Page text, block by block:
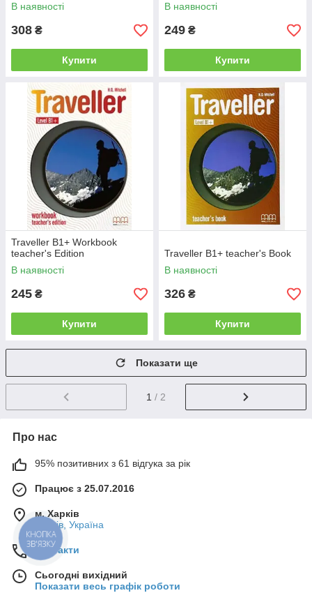
В наявності
308 ₴
Купити
В наявності
249 ₴
Купити
Traveller B1+ Workbook
teacher's Edition
В наявності
245 ₴
Купити
Traveller B1+ teacher's Book
В наявності
326 ₴
Купити
Показати ще
1 / 2
Про нас
95% позитивних з 61 відгука за рік
Працює з 25.07.2016
м. Харків
Харків, Україна
Контакти
Сьогодні вихідний
Показати весь графік роботи
КНОПКА
ЗВ'ЯЗКУ